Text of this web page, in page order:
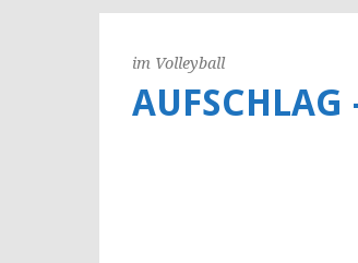
im Volleyball